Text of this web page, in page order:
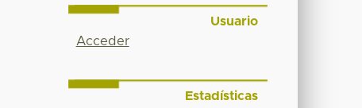
Usuario
Acceder
Estadísticas